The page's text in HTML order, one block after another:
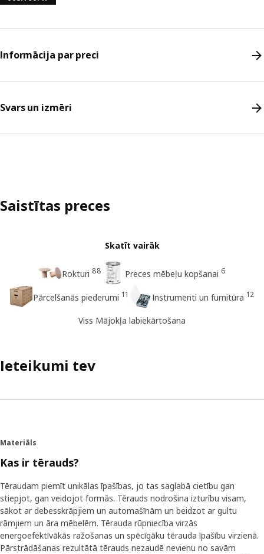
Informācija par preci
Svars un izmēri
Saistītas preces
Skatīt vairāk
Rokturi 88 Preces mēbeļu kopšanai 6
Pārcelšanās piederumi 11 Instrumenti un furnitūra 12
Viss Mājokļa labiekārtošana
Ieteikumi tev
Materiāls
Kas ir tērauds?
Tēraudam piemīt unikālas īpašības, jo tas saglabā cietību gan
stiepjot, gan veidojot formās. Tērauds nodrošina izturību visam,
sākot ar debesskrāpjiem un automašīnām un beidzot ar gultu
rāmjiem un āra mēbelēm. Tērauda rūpniecība virzās
energoefektīvākās ražošanas un spēcīgāku tērauda īpašību virzienā.
Pārstrādāšanas rezultātā tērauds nezaudē nevienu no savām